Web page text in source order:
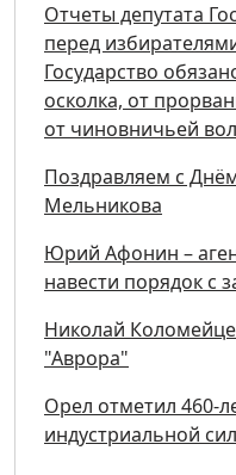
Отчеты депутата
перед
Государство
осколка, от
от чиновничьей
Поздравляем с
Мельникова
Юрий Афонин –
навести порядок с
Николай
"Аврора"
Орел отметил 460-
индустриальной